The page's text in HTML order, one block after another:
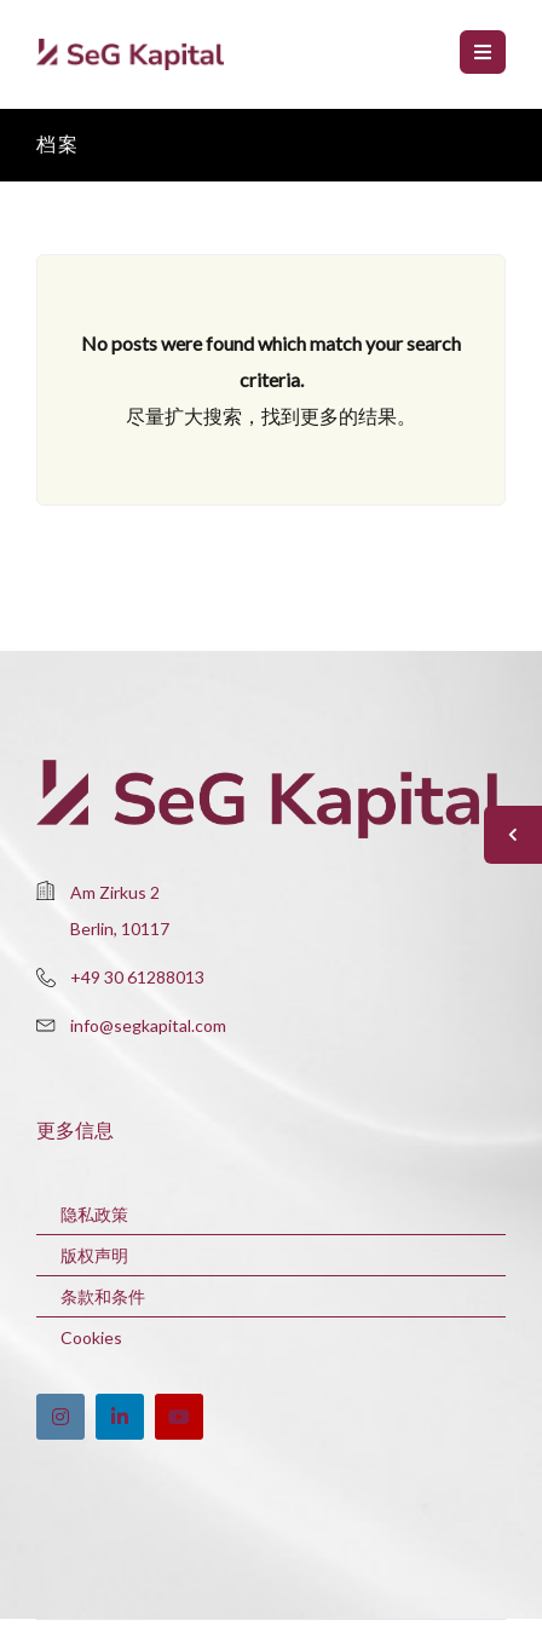
档案
No posts were found which match your search
criteria.
尽量扩大搜索，找到更多的结果。
Am Zirkus 2
Berlin, 10117
+49 30 61288013
info@segkapital.com
更多信息
隐私政策
版权声明
条款和条件
Cookies